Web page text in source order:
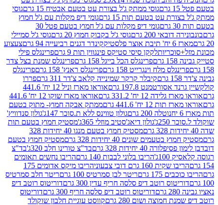
גוסי ממתק ג'ל בצורת עט בטעם אבטיח 15 גרם
גוסי
עט בטעם תות 15 גרם
גומי דיפ מקלות עם ג'ל חמוץ
גומי דיפ מקלות עם ג'ל חמוץ בטעם פטל 30
200 גרם
גוסי ג'ל בקבוק חמוץ 20 גרם
גוסי ג'ל סמיילי
פלסטיק
קינדר דגנים רביעייה 94 גרם
צעצוע
לקקן סיסי סטיקס פינגווין תות 9 גרם
פרינגלס פילי
פרינגלס הכל בייגל 158 גרם
פרינגלס שמנת בצל צדר
מלח וינגרייט 158 גרם
פרינגלס ראנץ' 158 גרם
פרינגלס
קיבלר קרקר שמינייה קלאב צ'דר 311 גרם
פררו
197.8 גרם
אוראו מארז וניל 12 יח' 441.6
12 יח' 331.2 גרם
אוראו מארז שוקו 12 יח' 441.6
12 יח' 441.6 גרם
ממתק אבקה חמוץ- מתוק בטעם
נוטלה 200 גרם
גולון טווינס ללא ת.סוכר 147ג'
גולון סנדוויץ'
250ג'
גולון דיאג'סטיב מוזלי 365ג'
מסטיק חמוץ בטעם תות
מסטיק חמוץ בטעם מנגו 40 יחידות 328
בטעמים שונים 40 יחידות 328 גרם
מסטיק חמוץ בטעם
40 יחידות 328 גרם
בד"צ טורינו חלב 320ג'
בד"צ
הריבו בלוני לבבות 140 גרם
הריבו נחשים תאומים
160 גרם דובי צבעוני
הריבו מיקס אדומים 175
175 גרם
ריטר לבן סמרטיס 100 גרם
ריטר חלב סמרטיס
רוטב דיפ סלסה חריף עדין 300 גרם
דוריטוס רוטב דיפ
דוריטוס רוטב דיפ סלסה חריף 300 גרם
דוריטוס
חמוצה ושום 280 גרם
קווסט עוגיית חלבון שוקולד